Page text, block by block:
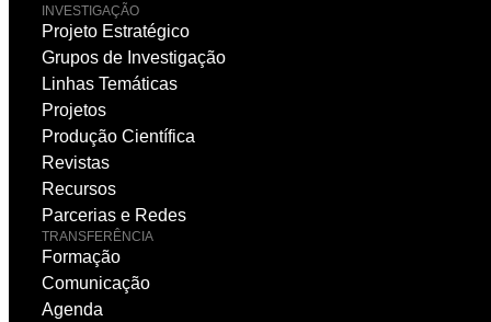
INVESTIGAÇÃO
Projeto Estratégico
Grupos de Investigação
Linhas Temáticas
Projetos
Produção Científica
Revistas
Recursos
Parcerias e Redes
TRANSFERÊNCIA
Formação
Comunicação
Agenda